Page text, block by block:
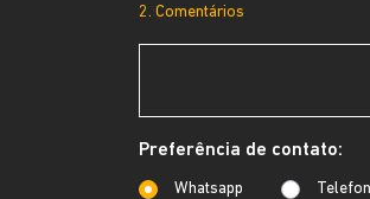
2. Comentários
Preferência de contato:
Whatsapp